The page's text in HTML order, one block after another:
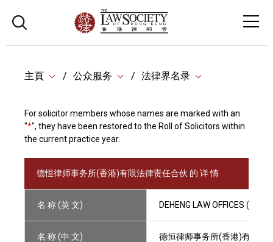
主頁 公众服务 法律界名录
For solicitor members whose names are marked with an
"*", they have been restored to the Roll of Solicitors within
the current practice year.
德恒律师事务所(香港)有限法律责任合伙 的 详 情
名 称 (英 文) DEHENG LAW OFFICES
名 称 (中 文) 德恒律师事务所(香港)有限法